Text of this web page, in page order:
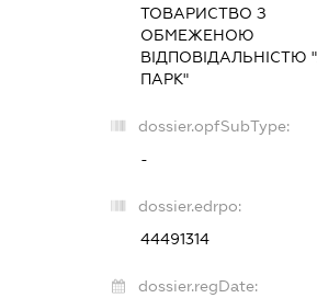
ТОВАРИСТВО З
ОБМЕЖЕНОЮ
ВІДПОВІДАЛЬНІСТЮ
ПАРК"
dossier.opfSubType:
-
dossier.edrpo:
44491314
dossier.regDate: